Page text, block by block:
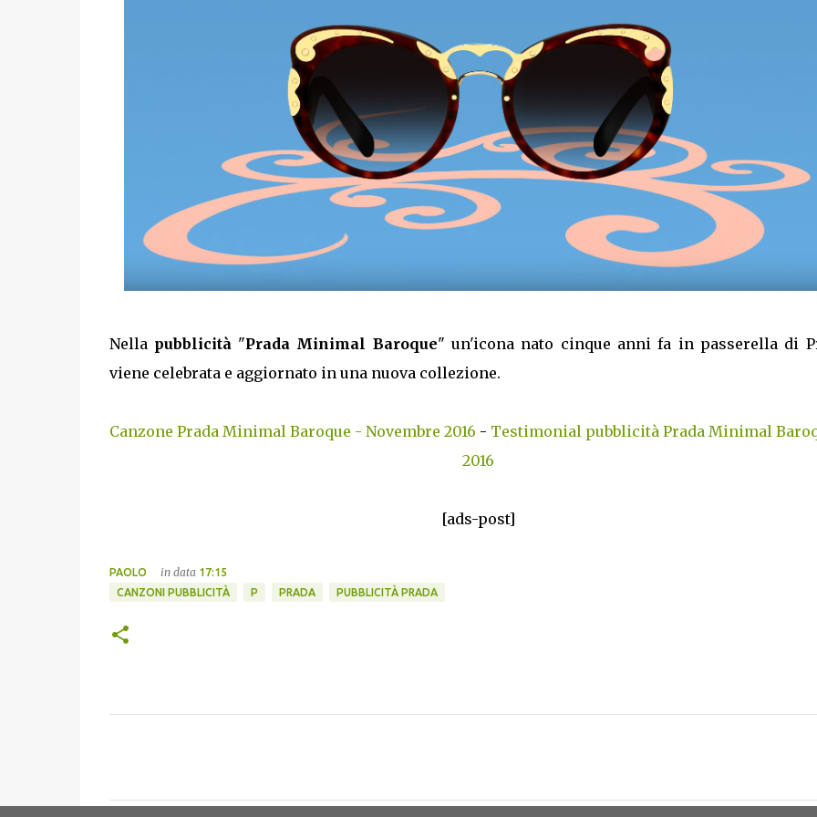
Nella pubblicità"Prada Minimal Baroque" un'icona nato cinque anni fa in passerella di
viene celebrata e aggiornato in una nuova collezione.
Canzone Prada Minimal Baroque - Novembre 2016 - Testimonial pubblicità Prada Minimal
2016
[ads-post]
PAOLO in data 17:15
CANZONI PUBBLICITÀ
P PRADA PUBBLICITÀ PRADA